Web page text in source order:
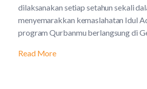
dilaksanakan setiap setahun sekali
menyemarakkan kemaslahatan Idul
program Qurbanmu berlangsung di
Read More